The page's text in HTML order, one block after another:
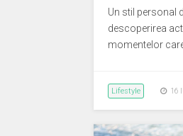
Un stil personal
descoperirea
momentelor
Lifestyle 16